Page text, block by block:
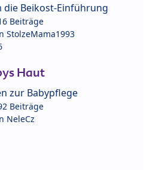
die Beikost-Einführung
Beiträge
StolzeMama1993
Haut
zur Babypflege
Beiträge
NeleCz